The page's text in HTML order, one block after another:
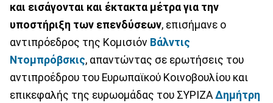
και εισάγονται και έκτακτα μέτρα για την
υποστήριξη των επενδύσεων, επισήμανε ο
αντιπρόεδρος της Κομισιόν Βάλντις
Ντομπρόβσκις, απαντώντας σε ερωτήσεις του
αντιπροέδρου του Ευρωπαϊκού Κοινοβουλίου και
επικεφαλής της ευρωομάδας του ΣΥΡΙΖΑ Δημήτρη